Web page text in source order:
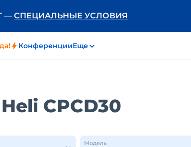
— СПЕЦИАЛЬНЫЕ УСЛОВИЯ
КонференцииЕще
CPCD30
Модель